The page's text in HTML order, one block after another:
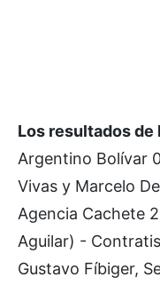
Los resultados de
Argentino Bolívar
Vivas y Marcelo
Agencia Cachete
Aguilar) -
Gustavo Fíbiger,